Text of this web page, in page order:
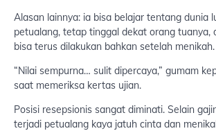
Alasan lainnya: ia bisa belajar tentang dunia
petualang, tetap tinggal dekat orang tuanya,
bisa terus dilakukan bahkan setelah menikah.
“Nilai sempurna… sulit dipercaya,” gumam
saat memeriksa kertas ujian.
Posisi resepsionis sangat diminati. Selain
terjadi petualang kaya jatuh cinta dan